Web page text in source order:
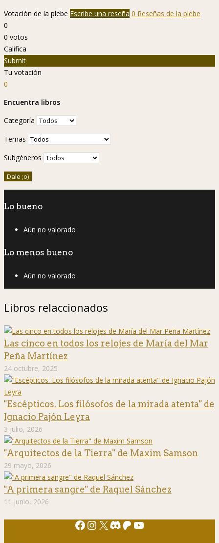
Votación de la plebe Escribe una reseña 0 Reseñas de la plebe
0
0 votos
Califica
Submit
Tu votación
0
Encuentra libros
Categoría
Temas
Subgéneros
Lo bueno
Aún no valorado
Lo menos bueno
Aún no valorado
Libros relaccionados
Las cinco en todos los relojes de María del Mar
Peña Martínez
24 octubre, 2025
"Escépticos. Los filósofos de la mirada atenta" de
Ignacio Pajón Leyra
3 julio, 2026
"Arquitectos de la Tierra" de Maxim Samson
29 mayo, 2026
"A primera sangre" de Raquel Sánchez
11 junio, 2026
Facebook
Instagram
X Discord
Patreon
YouTube